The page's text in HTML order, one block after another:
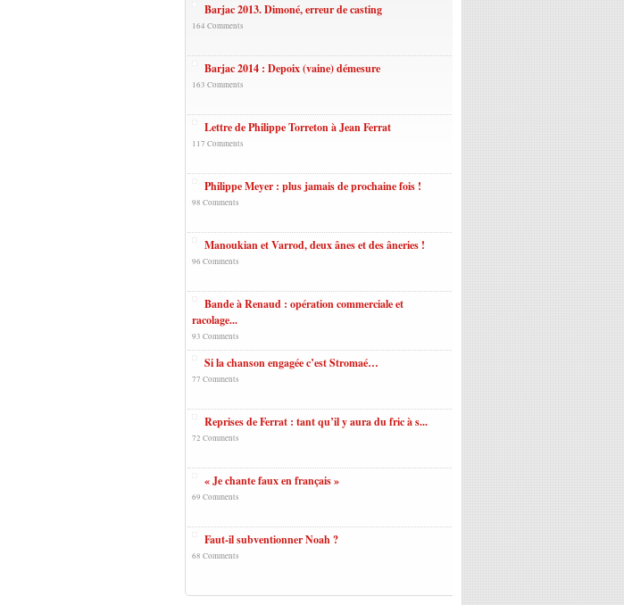
Barjac 2013. Dimoné, erreur de casting
164 Comments
Barjac 2014 : Depoix (vaine) démesure
163 Comments
Lettre de Philippe Torreton à Jean Ferrat
117 Comments
Philippe Meyer : plus jamais de prochaine fois !
98 Comments
Manoukian et Varrod, deux ânes et des âneries !
96 Comments
Bande à Renaud : opération commerciale et
racolage...
93 Comments
Si la chanson engagée c’est Stromaé…
77 Comments
Reprises de Ferrat : tant qu’il y aura du fric à s...
72 Comments
« Je chante faux en français »
69 Comments
Faut-il subventionner Noah ?
68 Comments